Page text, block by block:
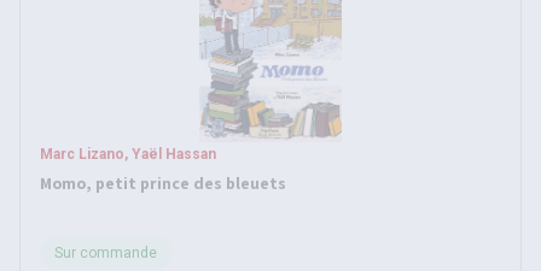
Marc Lizano, Yaël Hassan
Momo, petit prince des bleuets
Sur commande